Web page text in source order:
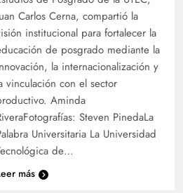
al ciclo 01–2026 con
educativa
Carlos Cerna, compartió la
institucional para fortalecer la
de posgrado mediante la
la internacionalización y
vinculación con el sector
Aminda
Steven PinedaLa
Universitaria La Universidad
de…
más